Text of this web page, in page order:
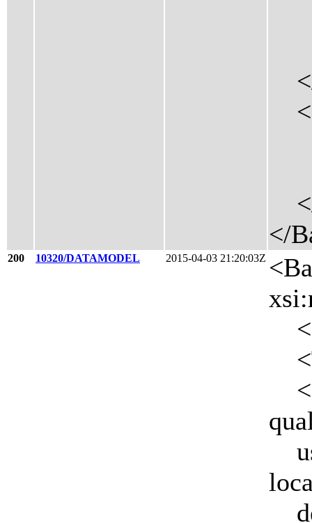
</
</
200 10320/DATAMODEL 2015-04-03 21:20:03Z